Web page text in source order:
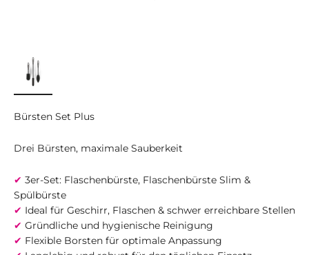
Bürsten Set Plus
Drei Bürsten, maximale Sauberkeit
✔ 3er-Set: Flaschenbürste, Flaschenbürste Slim &
Spülbürste
✔ Ideal für Geschirr, Flaschen & schwer erreichbare Stellen
✔ Gründliche und hygienische Reinigung
✔ Flexible Borsten für optimale Anpassung